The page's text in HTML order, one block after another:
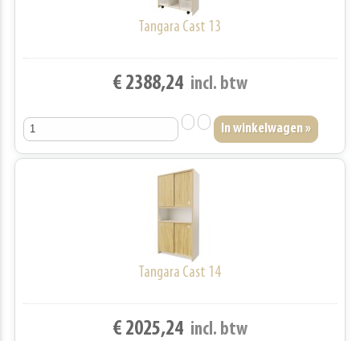
Tangara Cast 13
€ 2388,24 incl. btw
Tangara Cast 14
€ 2025,24 incl. btw